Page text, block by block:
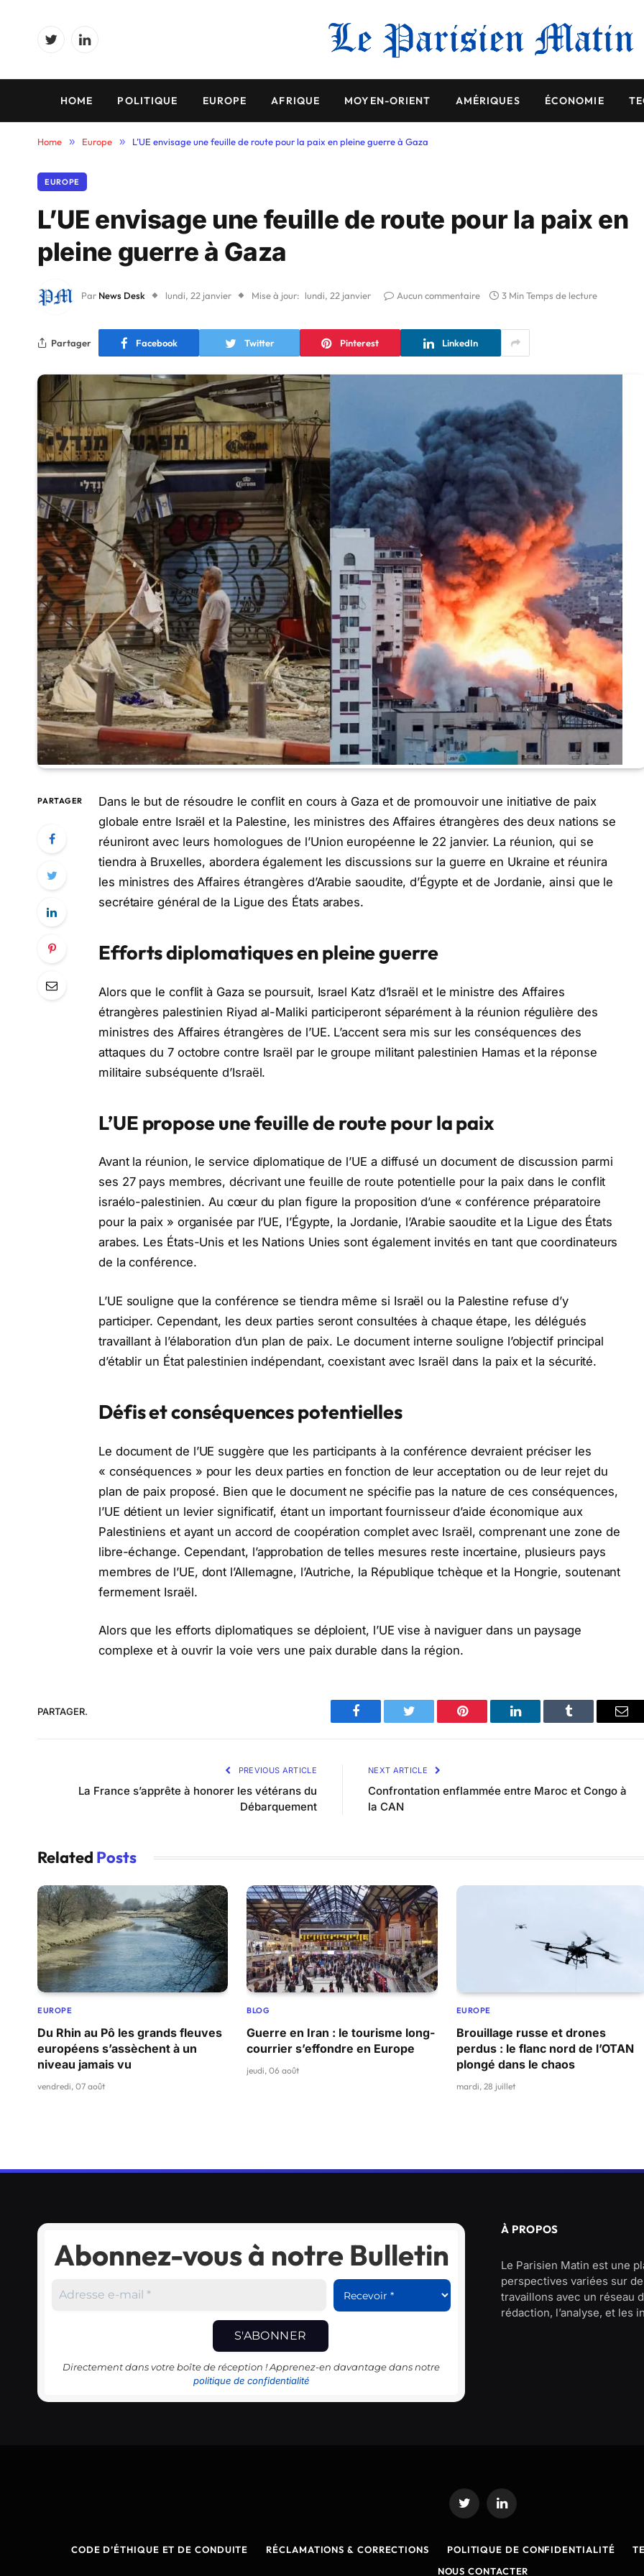
TwitterLinkedIn
HOME POLITIQUE EUROPE AFRIQUE MOYEN-ORIENT AMÉRIQUES ÉCONOMIE
Home » Europe » L’UE envisage une feuille de route pour la paix en pleine guerre à Gaza
EUROPE
L’UE envisage une feuille de route pour la paix en
pleine guerre à Gaza
Par News Desk lundi, 22 janvier Mise à jour: lundi, 22 janvier Aucun commentaire 3 Min Temps de lecture
Partager Facebook Twitter Pinterest LinkedIn
PARTAGER
Dans le but de résoudre le conflit en cours à Gaza et de promouvoir une initiative de paix
globale entre Israël et la Palestine, les ministres des Affaires étrangères des deux nations se
réuniront avec leurs homologues de l’Union européenne le 22 janvier. La réunion, qui se
tiendra à Bruxelles, abordera également les discussions sur la guerre en Ukraine et réunira
les ministres des Affaires étrangères d’Arabie saoudite, d’Égypte et de Jordanie, ainsi que le
secrétaire général de la Ligue des États arabes.
Efforts diplomatiques en pleine guerre
Alors que le conflit à Gaza se poursuit, Israel Katz d’Israël et le ministre des Affaires
étrangères palestinien Riyad al-Maliki participeront séparément à la réunion régulière des
ministres des Affaires étrangères de l’UE. L’accent sera mis sur les conséquences des
attaques du 7 octobre contre Israël par le groupe militant palestinien Hamas et la réponse
militaire subséquente d’Israël.
L’UE propose une feuille de route pour la paix
Avant la réunion, le service diplomatique de l’UE a diffusé un document de discussion parmi
ses 27 pays membres, décrivant une feuille de route potentielle pour la paix dans le conflit
israélo-palestinien. Au cœur du plan figure la proposition d’une « conférence préparatoire
pour la paix » organisée par l’UE, l’Égypte, la Jordanie, l’Arabie saoudite et la Ligue des États
arabes. Les États-Unis et les Nations Unies sont également invités en tant que coordinateurs
de la conférence.
L’UE souligne que la conférence se tiendra même si Israël ou la Palestine refuse d’y
participer. Cependant, les deux parties seront consultées à chaque étape, les délégués
travaillant à l’élaboration d’un plan de paix. Le document interne souligne l’objectif principal
d’établir un État palestinien indépendant, coexistant avec Israël dans la paix et la sécurité.
Défis et conséquences potentielles
Le document de l’UE suggère que les participants à la conférence devraient préciser les
« conséquences » pour les deux parties en fonction de leur acceptation ou de leur rejet du
plan de paix proposé. Bien que le document ne spécifie pas la nature de ces conséquences,
l’UE détient un levier significatif, étant un important fournisseur d’aide économique aux
Palestiniens et ayant un accord de coopération complet avec Israël, comprenant une zone de
libre-échange. Cependant, l’approbation de telles mesures reste incertaine, plusieurs pays
membres de l’UE, dont l’Allemagne, l’Autriche, la République tchèque et la Hongrie, soutenant
fermement Israël.
Alors que les efforts diplomatiques se déploient, l’UE vise à naviguer dans un paysage
complexe et à ouvrir la voie vers une paix durable dans la région.
PARTAGER.
Facebook Twitter Pinterest LinkedIn Tumblr
PREVIOUS ARTICLE
La France s’apprête à honorer les vétérans du
Débarquement
NEXT ARTICLE
Confrontation enflammée entre Maroc et Congo à
la CAN
Related Posts
EUROPE
Du Rhin au Pô les grands fleuves
européens s’assèchent à un
niveau jamais vu
vendredi, 07 août
BLOG
Guerre en Iran : le tourisme long-
courrier s’effondre en Europe
jeudi, 06 août
EUROPE
Brouillage russe et drones
perdus : le flanc nord de l’OTAN
plongé dans le chaos
mardi, 28 juillet
Abonnez-vous à notre Bulletin
Directement dans votre boîte de réception ! Apprenez-en davantage dans notre
politique de confidentialité
À PROPOS
Le Parisien Matin est une
perspectives variées sur
travaillons avec un réseau
rédaction, l’analyse, et les
Twitter LinkedIn
CODE D’ÉTHIQUE ET DE CONDUITE RÉCLAMATIONS & CORRECTIONS POLITIQUE DE CONFIDENTIALITÉ
NOUS CONTACTER